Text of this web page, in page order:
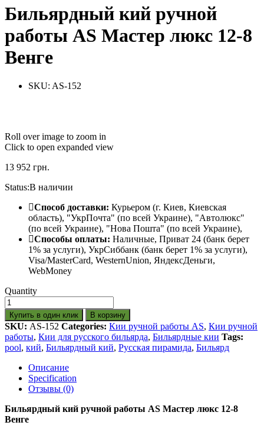
Бильярдный кий ручной
работы AS Мастер люкс 12-8
Венге
SKU: AS-152
Roll over image to zoom in
Click to open expanded view
13 952 грн.
Status:В наличии
Способ доставки: Курьером (г. Киев, Киевская
область), "УкрПочта" (по всей Украине), "Автолюкс"
(по всей Украине), "Нова Пошта" (по всей Украине),
Способы оплаты: Наличные, Приват 24 (банк берет
1% за услуги), УкрСиббанк (банк берет 1% за услуги),
Visa/МаsterСard, WesternUnion, ЯндексДеньги,
WebMoney
Quantity
Купить в один клик В корзину
SKU: AS-152 Categories: Кии ручной работы AS, Кии ручной
работы, Кии для русского бильярда, Бильярдные кии Tags:
pool, кий, Бильярдный кий, Русская пирамида, Бильярд
Описание
Specification
Отзывы (0)
Бильярдный кий ручной работы AS Мастер люкс 12-8
Венге